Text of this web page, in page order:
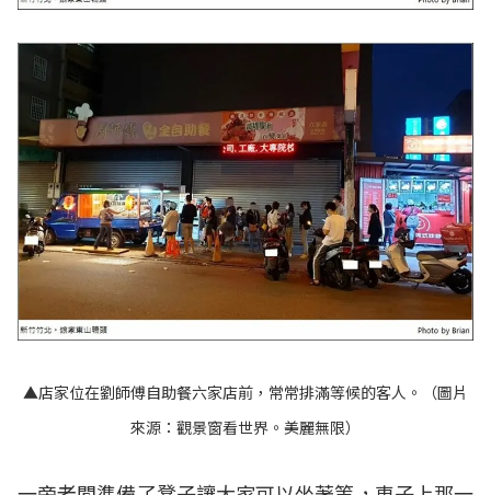
▲店家位在劉師傅自助餐六家店前，常常排滿等候的客人。（圖片
來源： 觀景窗看世界。美麗無限）